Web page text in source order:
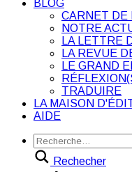
BLOG
CARNET DE
NOTRE
LA LETTRE
LA REVUE
LE GRAND
TRADUIRE
LA MAISON
AIDE
Rechecher